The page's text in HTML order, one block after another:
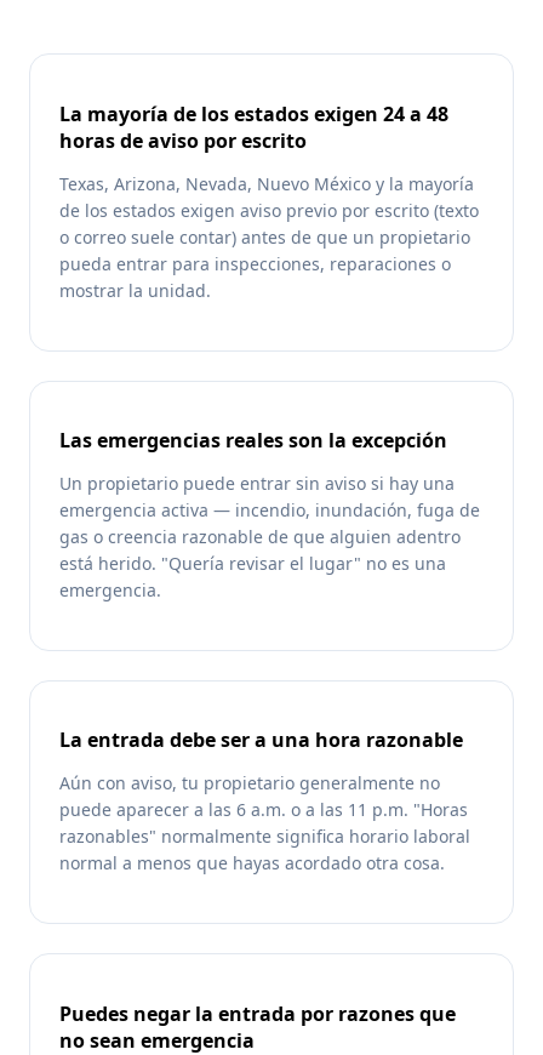
La mayoría de los estados exigen 24 a 48
horas de aviso por escrito
Texas, Arizona, Nevada, Nuevo México y la mayoría
de los estados exigen aviso previo por escrito (texto
o correo suele contar) antes de que un propietario
pueda entrar para inspecciones, reparaciones o
mostrar la unidad.
Las emergencias reales son la excepción
Un propietario puede entrar sin aviso si hay una
emergencia activa — incendio, inundación, fuga de
gas o creencia razonable de que alguien adentro
está herido. "Quería revisar el lugar" no es una
emergencia.
La entrada debe ser a una hora razonable
Aún con aviso, tu propietario generalmente no
puede aparecer a las 6 a.m. o a las 11 p.m. "Horas
razonables" normalmente significa horario laboral
normal a menos que hayas acordado otra cosa.
Puedes negar la entrada por razones que
no sean emergencia